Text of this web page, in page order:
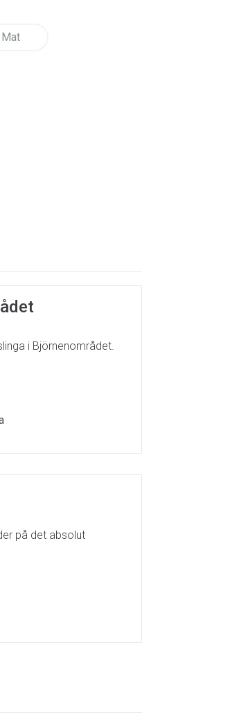
Mat
i Björnenområdet.
på det absolut